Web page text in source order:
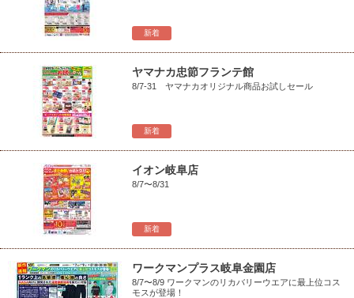
新着
新着
ヤマナカ忠節フランテ館
8/7-31 ヤマナカオリジナル商品お試しセール
新着
イオン岐阜店
8/7〜8/31
ワークマンプラス岐阜金園店
8/7〜8/9 ワークマンのリカバリーウエアに最上位コス
モスが登場！